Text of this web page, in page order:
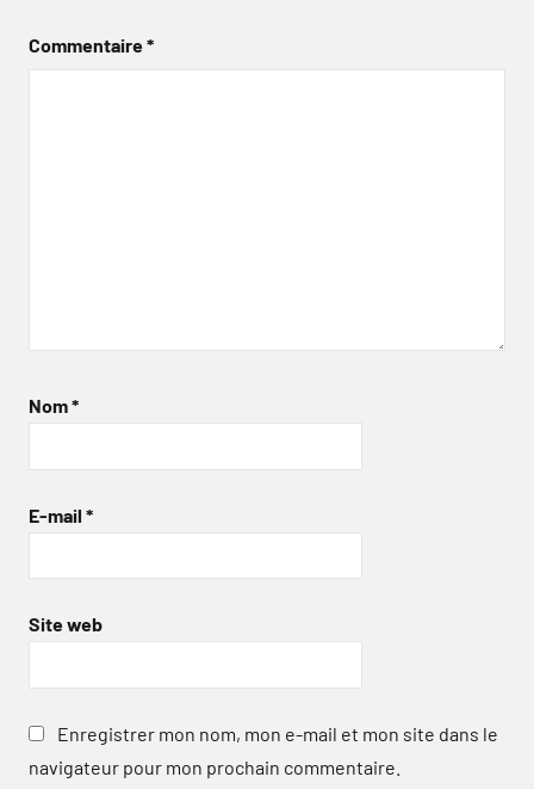
Commentaire*
Nom*
E-mail *
Site web
Enregistrer mon nom, mon e-mail et mon site dans le
navigateur pour mon prochain commentaire.